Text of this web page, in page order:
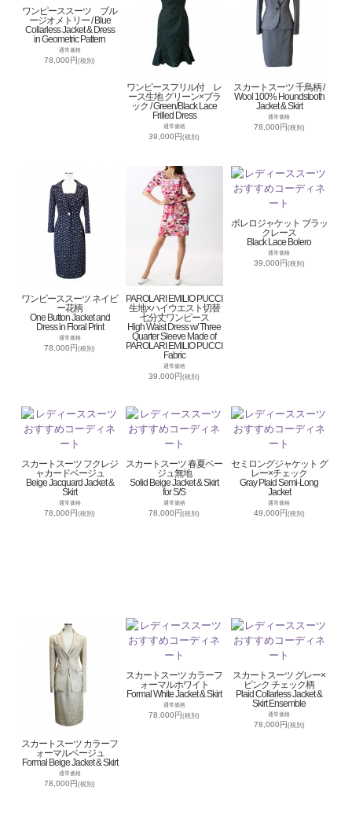
ワンピーススーツ ブル
ージオメトリー / Blue
Collarless Jacket & Dress
in Geometric Pattern
通常価格
78,000円(税別)
ワンピースフリル付 レ
ース生地 グリーン×ブラ
ック / Green/Black Lace
Frilled Dress
通常価格
39,000円(税別)
スカートスーツ 千鳥柄 /
Wool 100% Houndstooth
Jacket & Skirt
通常価格
78,000円(税別)
ワンピーススーツ ネイビ
ー花柄
One Button Jacket and
Dress in Floral Print
通常価格
78,000円(税別)
PAROLARI EMILIO PUCCI
生地×ハイウエスト切替
七分丈ワンピース
High Waist Dress w/ Three
Quarter Sleeve Made of
PAROLARI EMILIO PUCCI
Fabric
通常価格
39,000円(税別)
ボレロジャケット ブラッ
クレース
Black Lace Bolero
通常価格
39,000円(税別)
スカートスーツ フクレジ
ャカードベージュ
Beige Jacquard Jacket &
Skirt
通常価格
78,000円(税別)
スカートスーツ 春夏ベー
ジュ無地
Solid Beige Jacket & Skirt
for S/S
通常価格
78,000円(税別)
セミロングジャケット グ
レー×チェック
Gray Plaid Semi-Long
Jacket
通常価格
49,000円(税別)
スカートスーツ カラーフ
ォーマルベージュ
Formal Beige Jacket & Skirt
通常価格
78,000円(税別)
スカートスーツ カラーフ
ォーマルホワイト
Formal White Jacket & Skirt
通常価格
78,000円(税別)
スカートスーツ グレー×
ピンク チェック柄
Plaid Collarless Jacket &
Skirt Ensemble
通常価格
78,000円(税別)